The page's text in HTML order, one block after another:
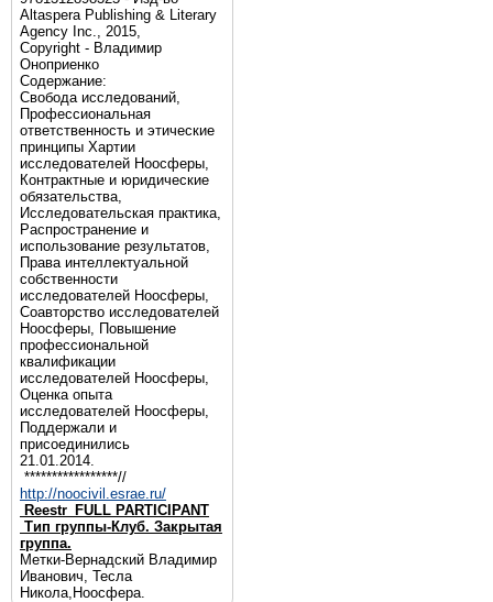
Altaspera Publishing & Literary
Agency Inc., 2015,
Copyright - Владимир
Оноприенко
Содержание:
Свобода исследований,
Профессиональная
ответственность и этические
принципы Хартии
исследователей Ноосферы,
Контрактные и юридические
обязательства,
Исследовательская практика,
Распространение и
использование результатов,
Права интеллектуальной
собственности
исследователей Ноосферы,
Соавторство исследователей
Ноосферы, Повышение
профессиональной
квалификации
исследователей Ноосферы,
Оценка опыта
исследователей Ноосферы,
Поддержали и
присоединились
21.01.2014.
*****************//
http://noocivil.esrae.ru/
Reestr_FULL PARTICIPANT
Тип группы-Клуб. Закрытая
группа.
Метки-Вернадский Владимир
Иванович, Тесла
Никола,Ноосфера.